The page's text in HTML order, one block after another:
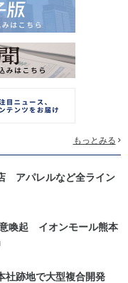
もっとみる
アパレルなど全ライン
意喚起 イオンモール熊本
社跡地で大型複合開発